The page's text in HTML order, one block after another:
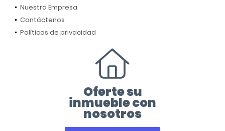
Nuestra Empresa
Contáctenos
Políticas de privacidad
Oferte su
inmueble con
nosotros